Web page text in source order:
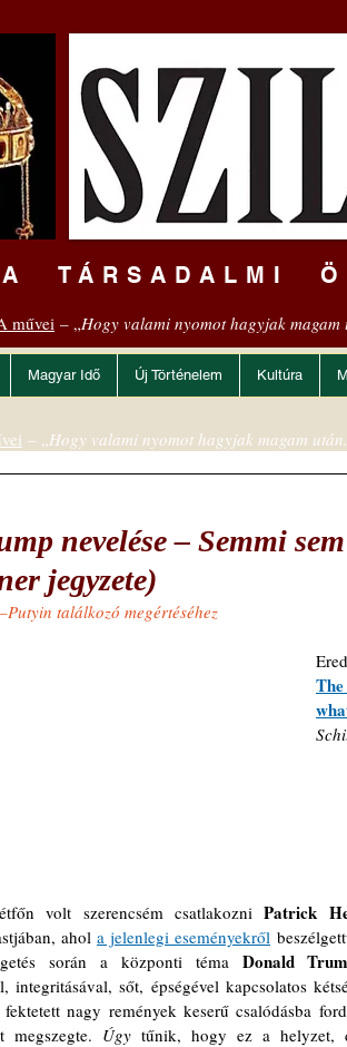
A TÁRSADALMI
művei – „Hogy valami nyomot hagyjak magam
Magyar Idő Új Történelem Kultúra
nevelése – Semmi
jegyzete)
találkozó megértéséhez
volt szerencsém csatlakozni Patrick
ahol a jelenlegi eseményekről
során a központi téma Donald
integritásával, sőt, épségével kapcsolatos
nagy remények keserű csalódásba
megszegte. Úgy
– „Hogy valami nyomot hagyjak magam